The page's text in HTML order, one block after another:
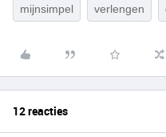
mijnsimpel verlengen
12 reacties